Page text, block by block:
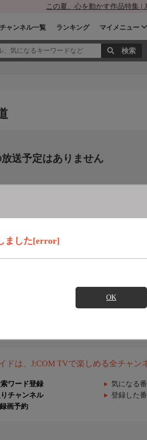
この夏、心を動かす作品特集 |
チャンネル一覧 ランキング マイメニュー
ました[error]
OK
送予定はありません
ドは、J:COM TVで楽しめる全チャン
ワード登録 気になる
チャンネル 登録した
画予約